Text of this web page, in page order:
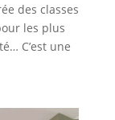
des classes
les plus
C’est une